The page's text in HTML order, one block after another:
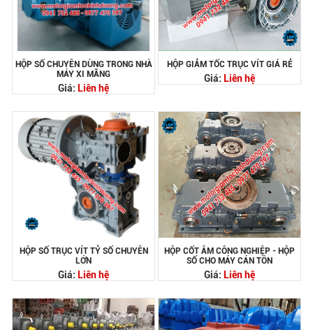
HỘP SỐ CHUYÊN DÙNG TRONG NHÀ
MÁY XI MĂNG
Giá: Liên hệ
HỘP GIẢM TỐC TRỤC VÍT GIÁ RẺ
Giá: Liên hệ
HỘP SỐ TRỤC VÍT TỶ SỐ CHUYÊN
LỚN
Giá: Liên hệ
HỘP CỐT ÂM CÔNG NGHIỆP - HỘP
SỐ CHO MÁY CÁN TÔN
Giá: Liên hệ